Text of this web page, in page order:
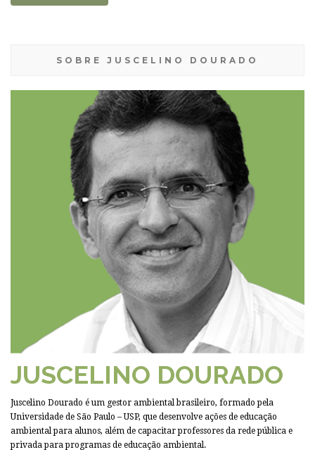
SOBRE JUSCELINO DOURADO
JUSCELINO DOURADO
Juscelino Dourado é um gestor ambiental brasileiro, formado pela
Universidade de São Paulo – USP, que desenvolve ações de educação
ambiental para alunos, além de capacitar professores da rede pública e
privada para programas de educação ambiental.